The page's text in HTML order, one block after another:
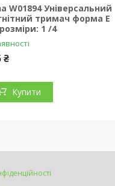
W01894 Універсальний
тримач форма Е
1 /4
₴
Купити